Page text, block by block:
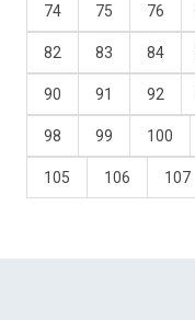
74 75 76
82 83 84
90 91 92
98 99 100
105 106 107